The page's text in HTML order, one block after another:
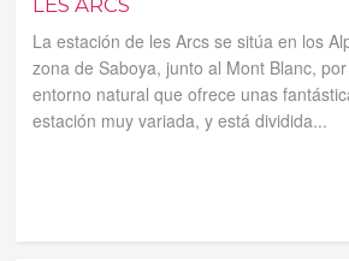
La estación de les Arcs se sitúa en los
zona de Saboya, junto al Mont Blanc,
entorno natural que ofrece unas
estación muy variada, y está dividida...